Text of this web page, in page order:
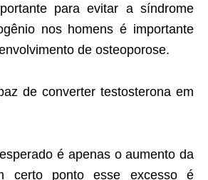
para evitar a síndrome
nos homens é importante
de osteoporose.
de converter testosterona em
é apenas o aumento da
certo ponto esse excesso é